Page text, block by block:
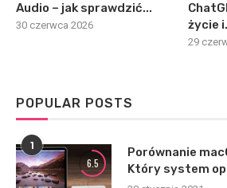
Audio – jak sprawdzić...
30 czerwca 2026
życie
29
POPULAR POSTS
1
6.5
Porównanie
Który system